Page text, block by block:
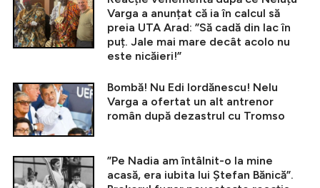
Varga a anunțat că ia în calcul să
preia UTA Arad: ”Să cadă din lac în
puț. Jale mai mare decât acolo nu
este nicăieri!”
Bombă! Nu Edi Iordănescu! Nelu
Varga a ofertat un alt antrenor
român după dezastrul cu Tromso
”Pe Nadia am întâlnit-o la mine
acasă, era iubita lui Ștefan Bănică”.